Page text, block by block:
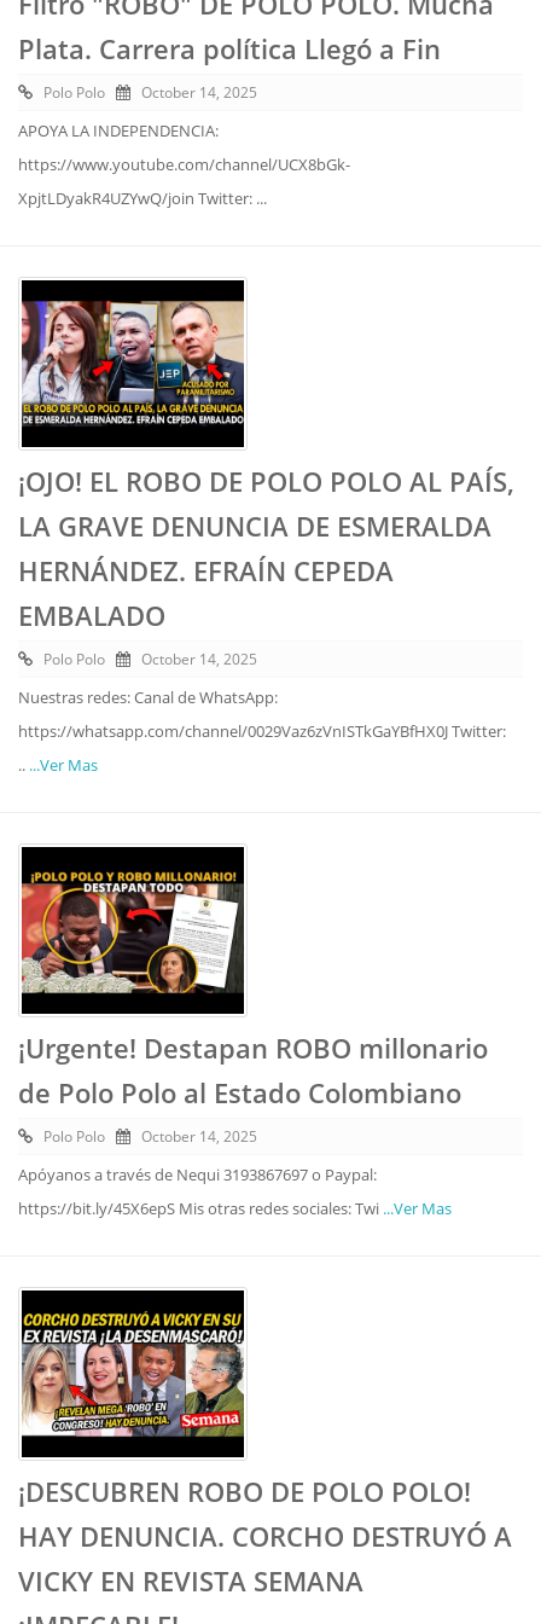
Plata. Carrera política Llegó a Fin
Polo Polo October 14, 2025
APOYA LA INDEPENDENCIA:
https://www.youtube.com/channel/UCX8bGk-
XpjtLDyakR4UZYwQ/join Twitter: ...
¡OJO! EL ROBO DE POLO POLO AL PAÍS,
LA GRAVE DENUNCIA DE ESMERALDA
HERNÁNDEZ. EFRAÍN CEPEDA
EMBALADO
Polo Polo October 14, 2025
Nuestras redes: Canal de WhatsApp:
https://whatsapp.com/channel/0029Vaz6zVnISTkGaYBfHX0J Twitter:
.. ...Ver Mas
¡Urgente! Destapan ROBO millonario
de Polo Polo al Estado Colombiano
Polo Polo October 14, 2025
Apóyanos a través de Nequi 3193867697 o Paypal:
https://bit.ly/45X6epS Mis otras redes sociales: Twi ...Ver Mas
¡DESCUBREN ROBO DE POLO POLO!
HAY DENUNCIA. CORCHO DESTRUYÓ A
VICKY EN REVISTA SEMANA